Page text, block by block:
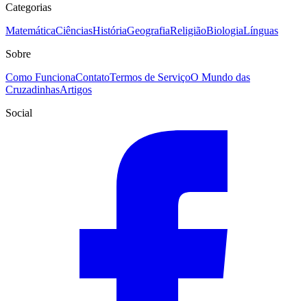
Categorias
MatemáticaCiênciasHistóriaGeografiaReligiãoBiologiaLínguas
Sobre
Como FuncionaContatoTermos de ServiçoO Mundo das
CruzadinhasArtigos
Social